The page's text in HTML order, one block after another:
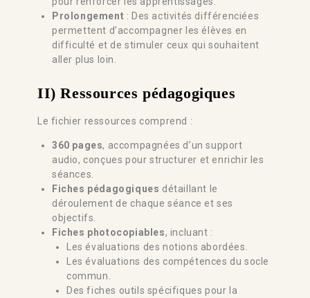
Prolongement : Des activités différenciées
permettent d’accompagner les élèves en
difficulté et de stimuler ceux qui souhaitent
aller plus loin.
II) Ressources pédagogiques
Le fichier ressources comprend :
360 pages, accompagnées d’un support
audio, conçues pour structurer et enrichir les
séances.
Fiches pédagogiques détaillant le
déroulement de chaque séance et ses
objectifs.
Fiches photocopiables, incluant :
Les évaluations des notions abordées.
Les évaluations des compétences du socle
commun.
Des fiches outils spécifiques pour la